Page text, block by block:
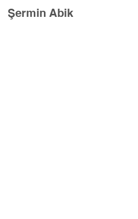
Şermin Abik